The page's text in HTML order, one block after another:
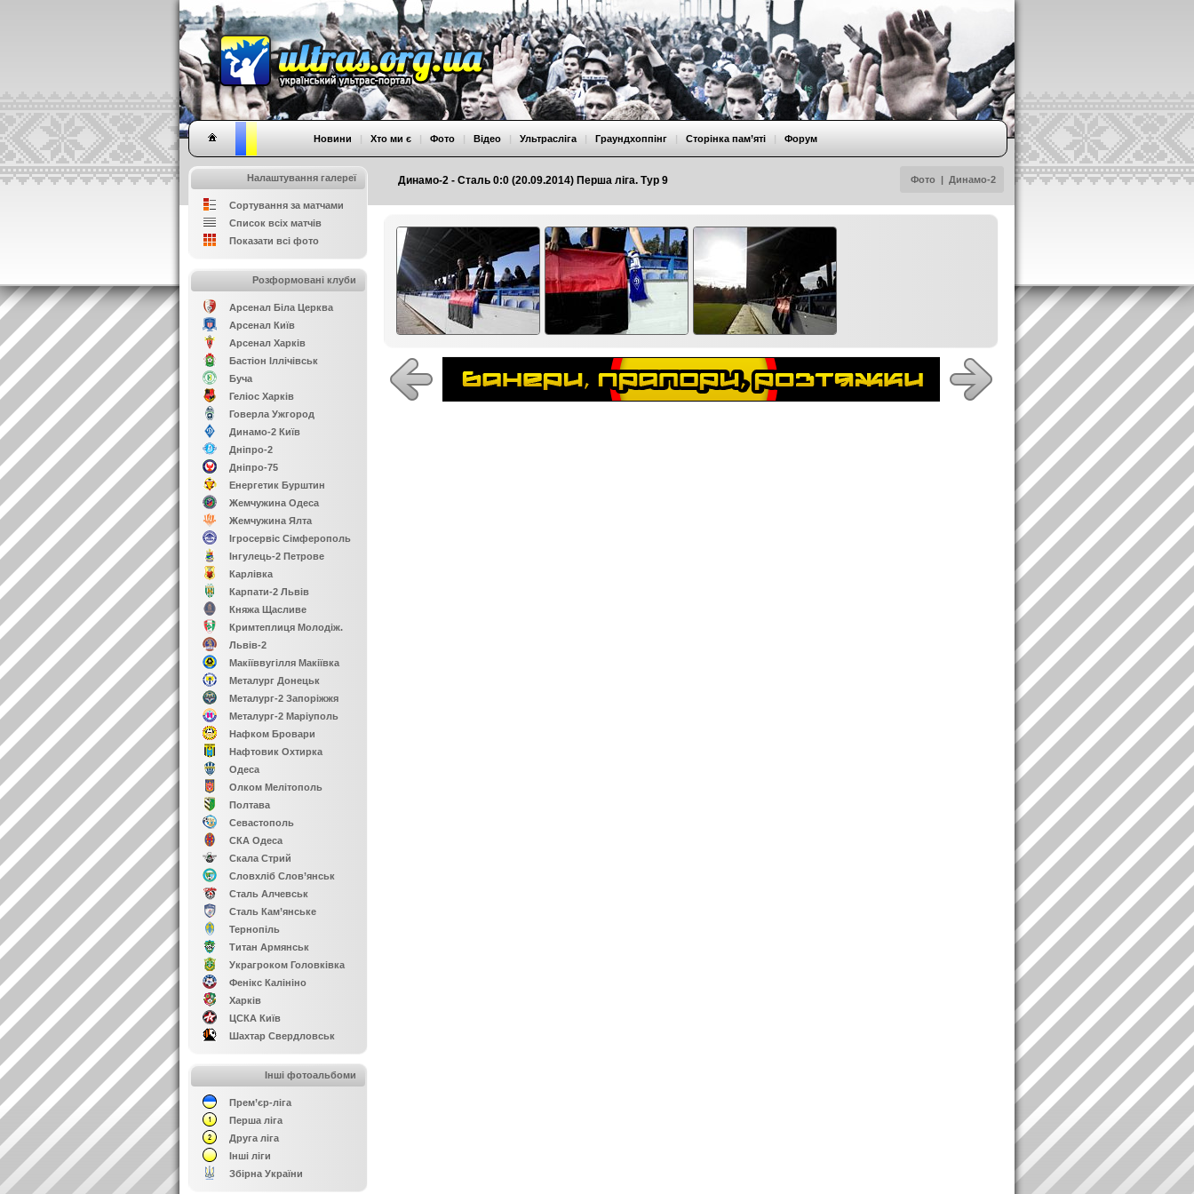
Динамо-2 - Сталь 0:0 (20.09.2014) Перша ліга. Тур 9 Фото | Динамо-2
Новини | Хто ми є | Фото | Відео | Ультрасліга | Граундхоппінг | Сторінка пам’яті | Форум
Налаштування галереї
Сортування за матчами
Список всіх матчів
Показати всі фото
Розформовані клуби
Арсенал Біла Церква
Арсенал Київ
Арсенал Харків
Бастіон Іллічівськ
Буча
Геліос Харків
Говерла Ужгород
Динамо-2 Київ
Дніпро-2
Дніпро-75
Енергетик Бурштин
Жемчужина Одеса
Жемчужина Ялта
Ігросервіс Сімферополь
Інгулець-2 Петрове
Карлівка
Карпати-2 Львів
Княжа Щасливе
Кримтеплиця Молодіж.
Львів-2
Макіїввугілля Макіївка
Металург Донецьк
Металург-2 Запоріжжя
Металург-2 Маріуполь
Нафком Бровари
Нафтовик Охтирка
Одеса
Олком Мелітополь
Полтава
Севастополь
СКА Одеса
Скала Стрий
Словхліб Слов’янськ
Сталь Алчевськ
Сталь Кам’янське
Тернопіль
Титан Армянськ
Украгроком Головківка
Фенікс Калініно
Харків
ЦСКА Київ
Шахтар Свердловськ
Інші фотоальбоми
Прем’єр-ліга
Перша ліга
Друга ліга
Інші ліги
Збірна України